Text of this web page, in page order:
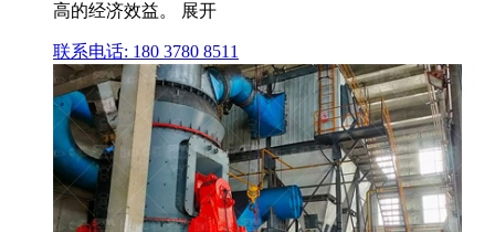
高的经济效益。 展开
联系电话: 180 3780 8511